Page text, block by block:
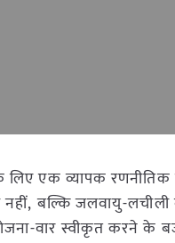
लिए एक व्यापक
बल्कि जलवायु-
वार स्वीकृत करने के